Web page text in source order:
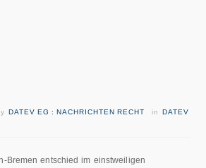
DATEV EG : NACHRICHTEN RECHT inDATEV
Bremen entschied im einstweiligen